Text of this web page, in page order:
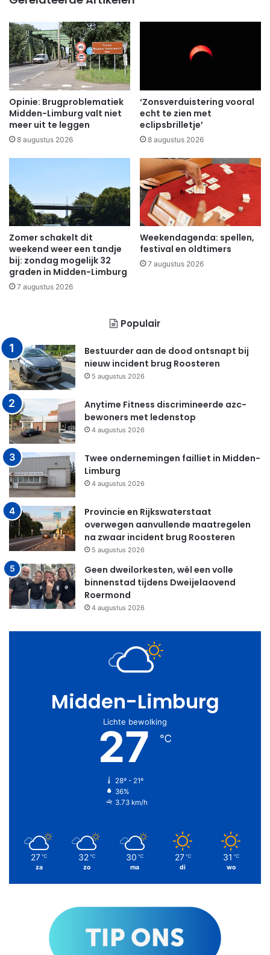
Opinie: Brugproblematiek
Midden-Limburg valt niet
meer uit te leggen
8 augustus 2026
‘Zonsverduistering vooral
echt te zien met
eclipsbrilletje’
8 augustus 2026
Zomer schakelt dit
weekend weer een tandje
bij: zondag mogelijk 32
graden in Midden-Limburg
7 augustus 2026
Weekendagenda: spellen,
festival en oldtimers
7 augustus 2026
Populair
Bestuurder aan de dood ontsnapt bij
nieuw incident brug Roosteren
5 augustus 2026
Anytime Fitness discrimineerde azc-
bewoners met ledenstop
4 augustus 2026
Twee ondernemingen failliet in Midden-
Limburg
4 augustus 2026
Provincie en Rijkswaterstaat
overwegen aanvullende maatregelen
na zwaar incident brug Roosteren
5 augustus 2026
Geen dweilorkesten, wél een volle
binnenstad tijdens Dweijelaovend
Roermond
4 augustus 2026
Midden-Limburg
Lichte bewolking
27 ℃
28º - 21º
36%
3.73 km/h
27 ℃
za
32 ℃
zo
30 ℃
ma
27 ℃
di
31 ℃
wo